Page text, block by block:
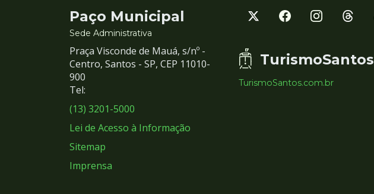
Contato
e
Redes
Sociais
Paço Municipal
Sede Administrativa
Praça Visconde de Mauá, s/nº -
Centro, Santos - SP, CEP 11010-
900
Tel:
(13) 3201-5000
Lei de Acesso à Informação
Sitemap
Imprensa
TurismoSantos
TurismoSantos.com.br